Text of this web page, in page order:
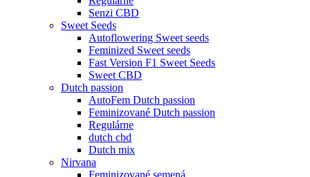
Senzi CBD
Sweet Seeds
Autoflowering Sweet seeds
Feminized Sweet seeds
Fast Version F1 Sweet Seeds
Sweet CBD
Dutch passion
AutoFem Dutch passion
Feminizované Dutch passion
Regulárne
dutch cbd
Dutch mix
Nirvana
Feminizované semená